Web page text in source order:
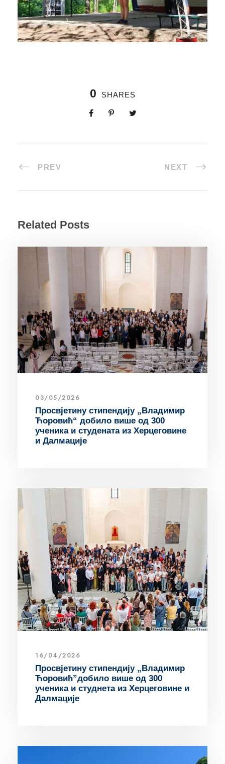
0 SHARES
PREV NEXT
Related Posts
03/05/2026
Просвјетину стипендију „Владимир
Ћоровић“ добило више од 300
ученика и студената из Херцеговине
и Далмације
16/04/2026
Просвјетину стипендију „Владимир
Ћоровић”добило више од 300
ученика и студнета из Херцеговине и
Далмације